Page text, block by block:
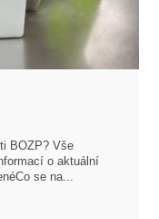
BOZP? Vše
o aktuální
se na...